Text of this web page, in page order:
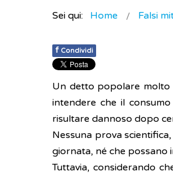
Sei qui: Home Falsi
f Condividi
Un detto popolare molto
intendere che il
risultare dannoso dopo
Nessuna prova
giornata, né che possano
Tuttavia, considerando